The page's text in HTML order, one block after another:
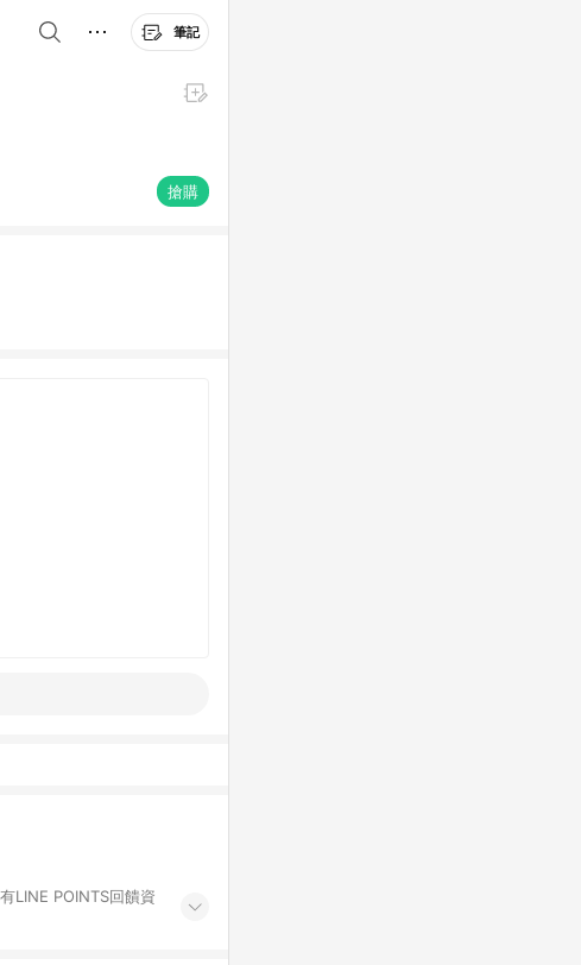
筆記
搶購
LINE POINTS回饋資